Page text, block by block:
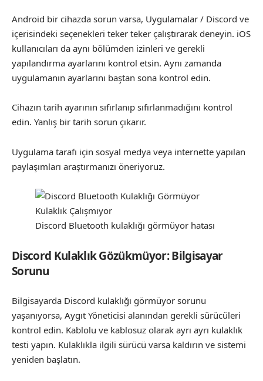
Android bir cihazda sorun varsa, Uygulamalar / Discord ve
içerisindeki seçenekleri teker teker çalıştırarak deneyin. iOS
kullanıcıları da aynı bölümden izinleri ve gerekli
yapılandırma ayarlarını kontrol etsin. Aynı zamanda
uygulamanın ayarlarını baştan sona kontrol edin.
Cihazın tarih ayarının sıfırlanıp sıfırlanmadığını kontrol
edin. Yanlış bir tarih sorun çıkarır.
Uygulama tarafı için sosyal medya veya internette yapılan
paylaşımları araştırmanızı öneriyoruz.
Discord Bluetooth kulaklığı görmüyor hatası
Discord Kulaklık Gözükmüyor: Bilgisayar
Sorunu
Bilgisayarda Discord kulaklığı görmüyor sorunu
yaşanıyorsa, Aygıt Yöneticisi alanından gerekli sürücüleri
kontrol edin. Kablolu ve kablosuz olarak ayrı ayrı kulaklık
testi yapın. Kulaklıkla ilgili sürücü varsa kaldırın ve sistemi
yeniden başlatın.